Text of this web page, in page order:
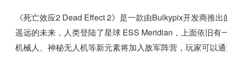
《死亡效应2 Dead Effect 2》是一款由Bulkypix开发商推
遥远的未来，人类登陆了星球 ESS Meridian，上面依旧
机械人、神秘无人机等新元素将加入敌军阵营，玩家可以